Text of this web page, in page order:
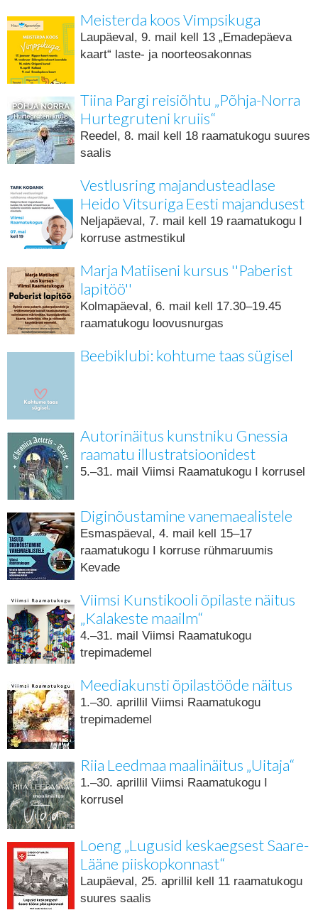
Meisterda koos Vimpsikuga
Laupäeval, 9. mail kell 13 „Emadepäeva
kaart“ laste- ja noorteosakonnas
Tiina Pargi reisiõhtu „Põhja-Norra
Hurtegruteni kruiis“
Reedel, 8. mail kell 18 raamatukogu suures
saalis
Vestlusring majandusteadlase
Heido Vitsuriga Eesti majandusest
Neljapäeval, 7. mail kell 19 raamatukogu I
korruse astmestikul
Marja Matiiseni kursus ''Paberist
lapitöö''
Kolmapäeval, 6. mail kell 17.30–19.45
raamatukogu loovusnurgas
Beebiklubi: kohtume taas sügisel
Autorinäitus kunstniku Gnessia
raamatu illustratsioonidest
5.–31. mail Viimsi Raamatukogu I korrusel
Diginõustamine vanemaealistele
Esmaspäeval, 4. mail kell 15–17
raamatukogu I korruse rühmaruumis
Kevade
Viimsi Kunstikooli õpilaste näitus
„Kalakeste maailm“
4.–31. mail Viimsi Raamatukogu
trepimademel
Meediakunsti õpilastööde näitus
1.–30. aprillil Viimsi Raamatukogu
trepimademel
Riia Leedmaa maalinäitus „Uitaja“
1.–30. aprillil Viimsi Raamatukogu I
korrusel
Loeng „Lugusid keskaegsest Saare-
Lääne piiskopkonnast“
Laupäeval, 25. aprillil kell 11 raamatukogu
suures saalis